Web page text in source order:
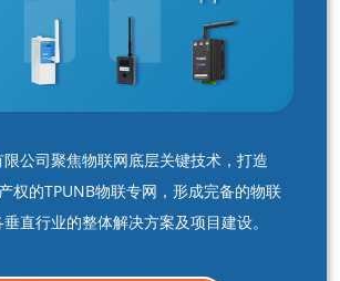
公司聚焦物联网底层关键技术，打造
权的TPUNB物联专网，形成完备的物联
直行业的整体解决方案及项目建设。